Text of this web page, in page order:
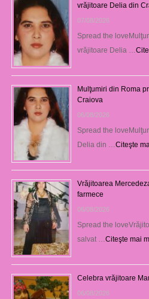
vrăjitoare Delia din
07/08/2026
Spread the
vrăjitoare Delia …
Mulţumiri din Roma
Craiova
06/08/2026
Spread the
Delia din …Citeşte
Vrăjitoarea
farmece
06/08/2026
Spread the
salvat …Citeşte mai
Celebra vrăjitoare
06/08/2026